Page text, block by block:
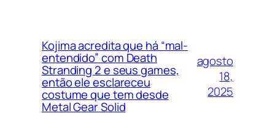
Kojima acredita que há “mal-
entendido” com Death
Stranding 2 e seus games,
então ele esclareceu
costume que tem desde
Metal Gear Solid
agosto
18,
2025